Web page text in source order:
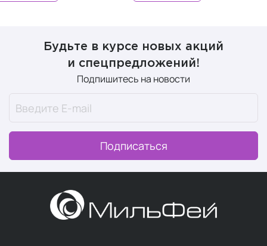
Будьте в курсе новых акций
и спецпредложений!
Подпишитесь на новости
Подписаться